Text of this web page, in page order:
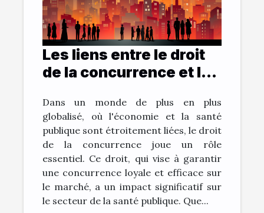
Les liens entre le droit
de la concurrence et la
Dans un monde de plus en plus
globalisé, où l'économie et la santé
publique sont étroitement liées, le droit
de la concurrence joue un rôle
essentiel. Ce droit, qui vise à garantir
une concurrence loyale et efficace sur
le marché, a un impact significatif sur
le secteur de la santé publique. Que...